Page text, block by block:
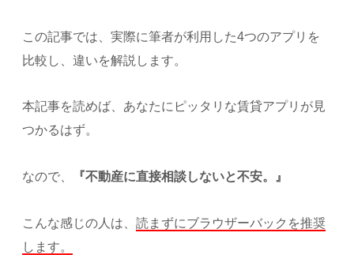
この記事では、実際に筆者が利用した4つのアプリを
比較し、違いを解説します。
本記事を読めば、あなたにピッタリな賃貸アプリが見
つかるはず。
なので、 『不動産に直接相談しないと不安。』
こんな感じの人は、読まずにブラウザーバックを推奨
します。